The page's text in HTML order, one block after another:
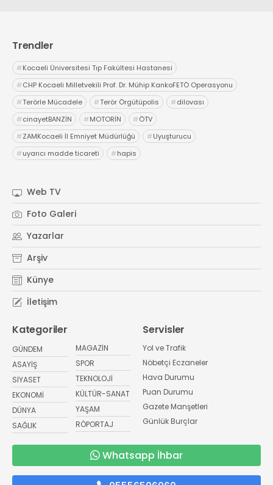
Trendler
#Kocaeli Üniversitesi Tıp Fakültesi Hastanesi
#CHP Kocaeli Milletvekili Prof. Dr. Mühip KankoFETÖ Operasyonu
#Terörle Mücadele #Terör Örgütüpolis #dilovası
#cinayetBANZİN #MOTORİN #ÖTV
#ZAMKocaeli İl Emniyet Müdürlüğü #Uyuşturucu
#uyarıcı madde ticareti #hapis
Web TV
Foto Galeri
Yazarlar
Arşiv
Künye
İletişim
Kategoriler
GÜNDEM
ASAYİŞ
SİYASET
EKONOMİ
DÜNYA
SAĞLIK
MAGAZİN
SPOR
TEKNOLOJİ
KÜLTÜR-SANAT
YAŞAM
RÖPORTAJ
Servisler
Yol ve Trafik
Nöbetçi Eczaneler
Hava Durumu
Puan Durumu
Gazete Manşetleri
Günlük Burçlar
Whatsapp İhbar